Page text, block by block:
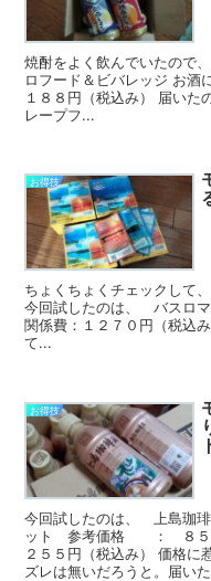
焼酎をよく飲んでいたので
ロフード＆ビバレッジ
１８８円（税込み） 届いた
レープフ...
お得技
ちょくちょくチェックして
今回試したのは、 バスロ
関係費：１２７０円（税込
て...
お得技
今回試したのは、 上島珈
ット 参考価格 ： ８５
２５５円（税込み） 価格に
ズレは無いだろうと。届い